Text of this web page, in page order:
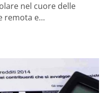
nel cuore delle
remota e…